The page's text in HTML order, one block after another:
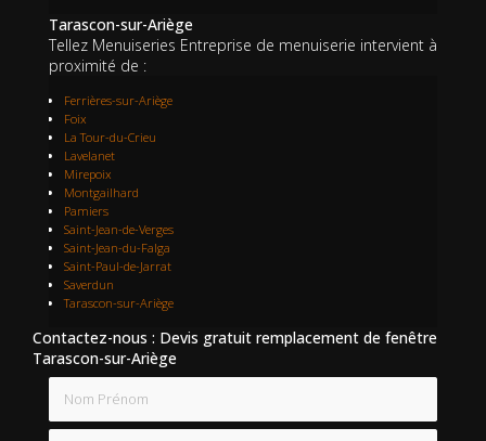
Tarascon-sur-Ariège
Tellez Menuiseries Entreprise de menuiserie intervient à
proximité de :
Ferrières-sur-Ariège
Foix
La Tour-du-Crieu
Lavelanet
Mirepoix
Montgailhard
Pamiers
Saint-Jean-de-Verges
Saint-Jean-du-Falga
Saint-Paul-de-Jarrat
Saverdun
Tarascon-sur-Ariège
Contactez-nous : Devis gratuit remplacement de fenêtre
Tarascon-sur-Ariège